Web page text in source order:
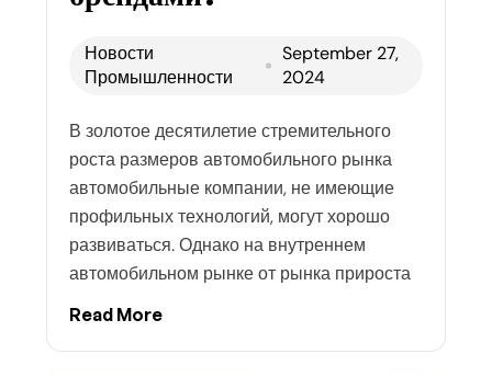
Новости
Промышленности
September 27,
2024
В золотое десятилетие стремительного
роста размеров автомобильного рынка
автомобильные компании, не имеющие
профильных технологий, могут хорошо
развиваться. Однако на внутреннем
автомобильном рынке от рынка прироста
Read More